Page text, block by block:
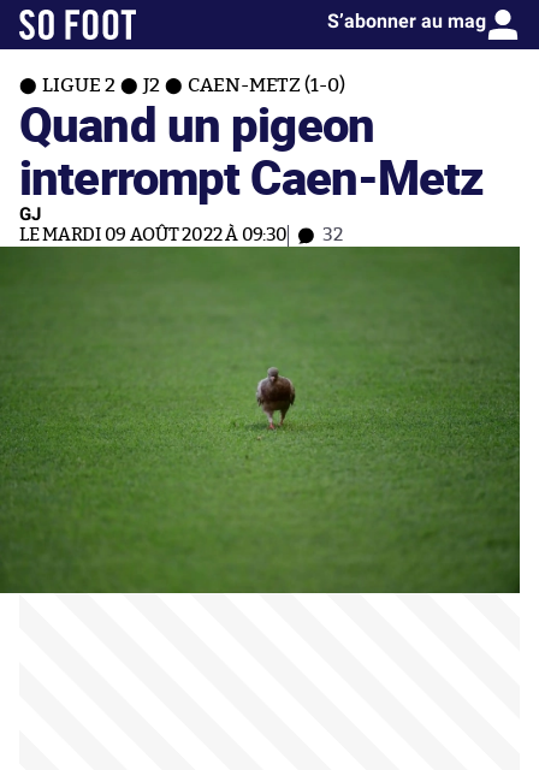
S’abonner au mag
LIGUE 2 J2 CAEN-METZ (1-0)
Quand un pigeon
interrompt Caen-Metz
GJ
LE MARDI 09 AOÛT 2022 À 09:30 32